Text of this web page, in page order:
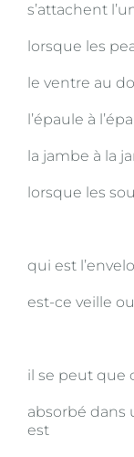
s’attachent
lorsque les
le ventre au
l’épaule à
la jambe à la
lorsque les
qui est
est-ce veille
il se peut que
absorbé dans
est